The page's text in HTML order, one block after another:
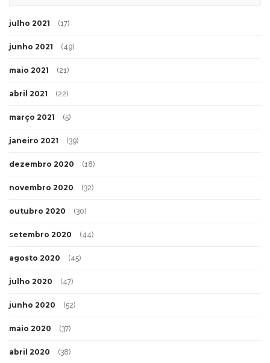
julho 2021 (17)
junho 2021 (49)
maio 2021 (21)
abril 2021 (22)
março 2021 (5)
janeiro 2021 (39)
dezembro 2020 (18)
novembro 2020 (32)
outubro 2020 (30)
setembro 2020 (44)
agosto 2020 (45)
julho 2020 (47)
junho 2020 (52)
maio 2020 (37)
abril 2020 (38)